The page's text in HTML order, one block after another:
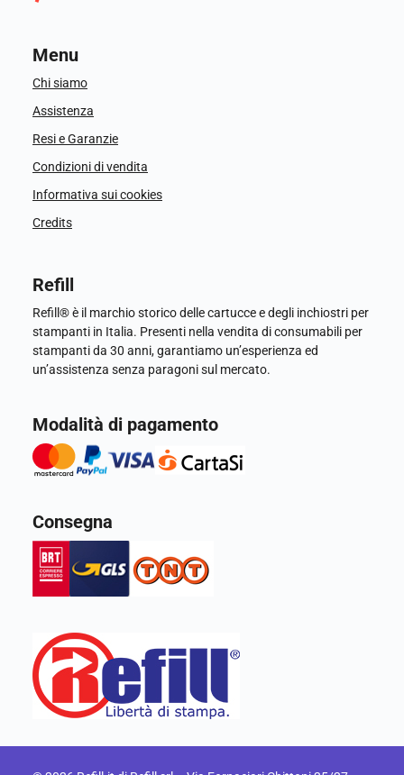
Menu
Chi siamo
Assistenza
Resi e Garanzie
Condizioni di vendita
Informativa sui cookies
Credits
Refill
Refill® è il marchio storico delle cartucce e degli inchiostri per
stampanti in Italia. Presenti nella vendita di consumabili per
stampanti da 30 anni, garantiamo un’esperienza ed
un’assistenza senza paragoni sul mercato.
Modalità di pagamento
Consegna